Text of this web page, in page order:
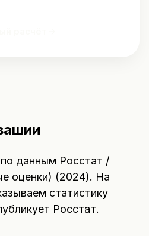
по данным Росстат /
оценки) (2024). На
статистику
Росстат.